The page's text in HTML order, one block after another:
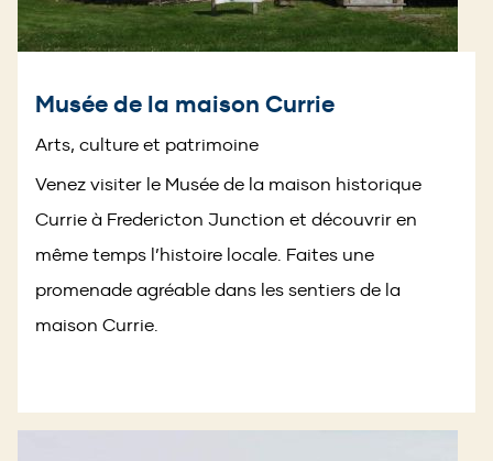
Musée de la maison Currie
Arts, culture et patrimoine
Venez visiter le Musée de la maison historique
Currie à Fredericton Junction et découvrir en
même temps l’histoire locale. Faites une
promenade agréable dans les sentiers de la
maison Currie.